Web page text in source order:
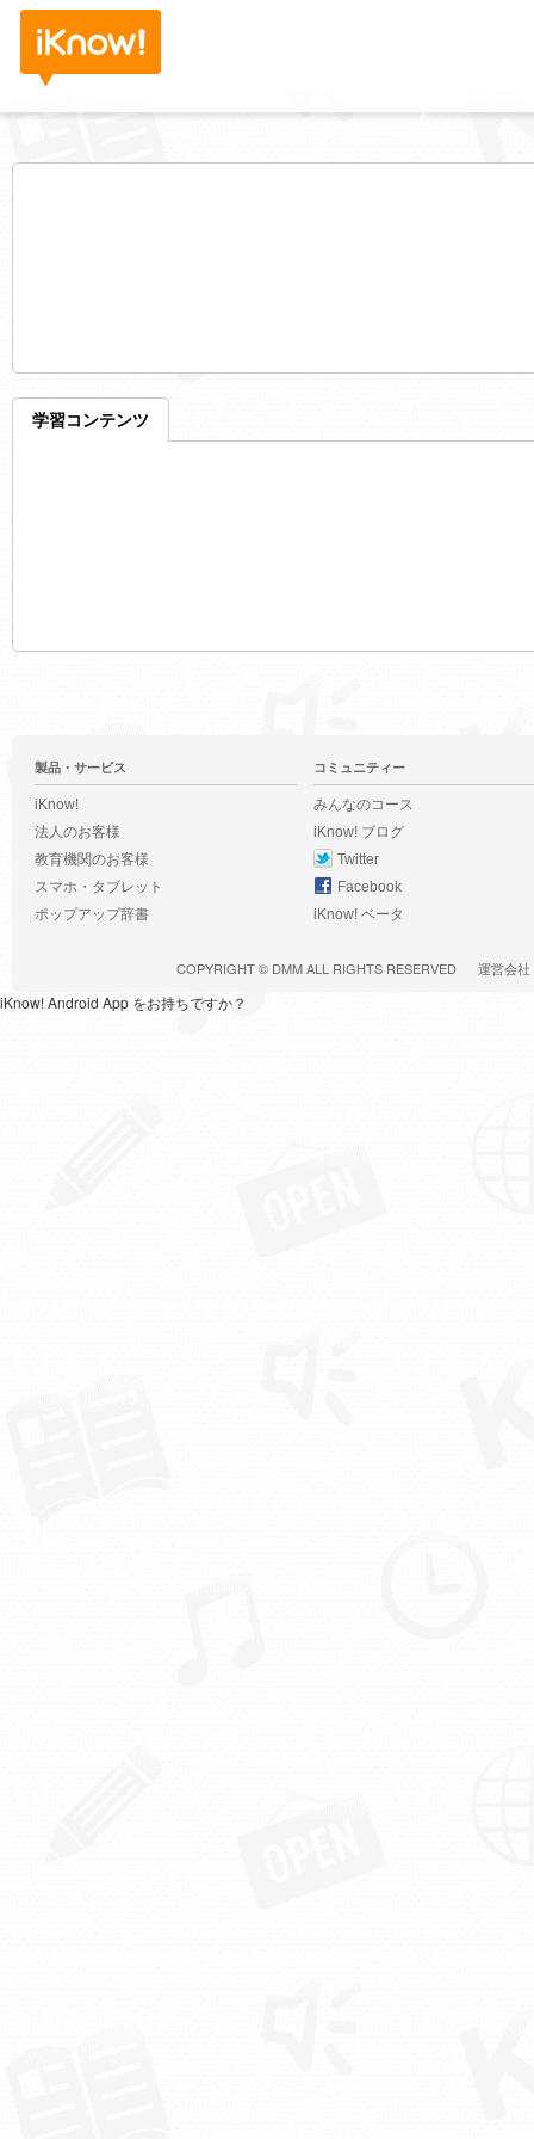
学習コンテンツ
製品・サービス
iKnow!
法人のお客様
教育機関のお客様
スマホ・タブレット
ポップアップ辞書
コミュニティー
みんなのコース
iKnow! ブログ
Twitter
Facebook
iKnow! ベータ
COPYRIGHT © DMMALL RIGHTS RESERVED 運営会社
iKnow! Android App をお持ちですか？